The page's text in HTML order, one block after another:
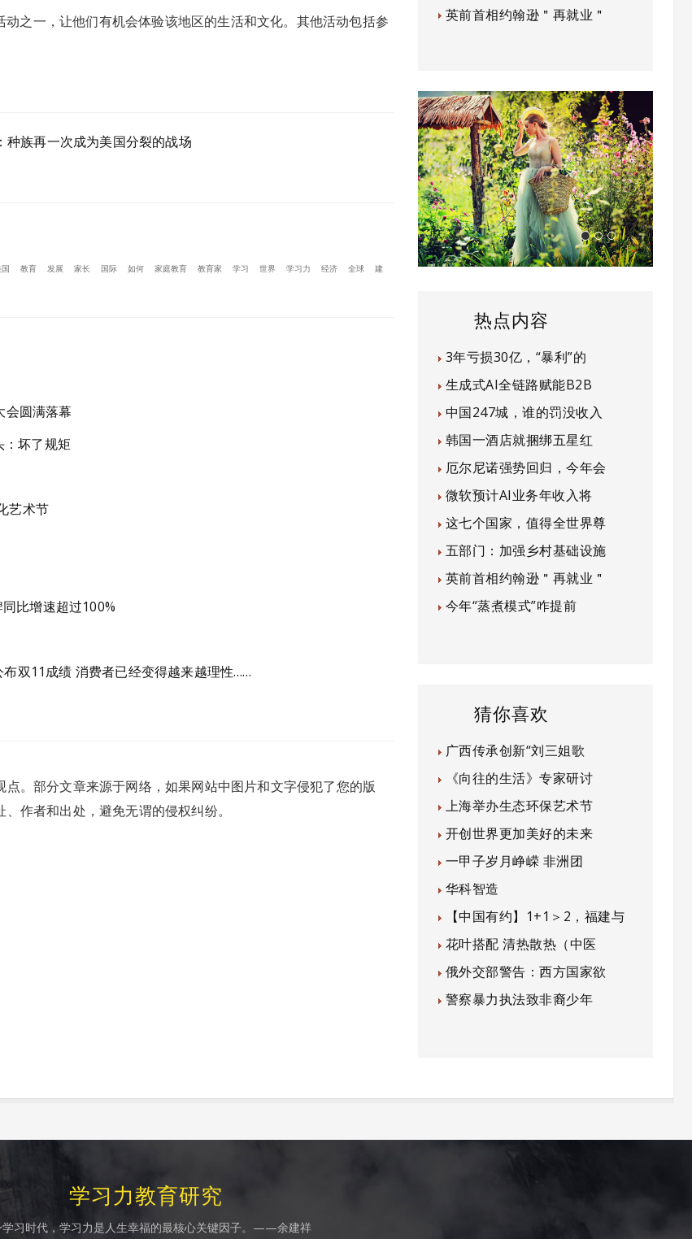
一，让他们有机会体验该地区的生活和文化。其他活动包括参
种族再一次成为美国分裂的战场
教育 发展 家长 国际 如何 家庭教育 教育家 学习 世界 学习力 经济 全球
建
会圆满落幕
：坏了规矩
艺术节
比增速超过100%
双11成绩 消费者已经变得越来越理性……
。部分文章来源于网络，如果网站中图片和文字侵犯了您的版
作者和出处，避免无谓的侵权纠纷。
英前首相约翰逊＂再就业＂
热点内容
3年亏损30亿，“暴利”的
生成式AI全链路赋能B2B
中国247城，谁的罚没收入
韩国一酒店就捆绑五星红
厄尔尼诺强势回归，今年会
微软预计AI业务年收入将
这七个国家，值得全世界尊
五部门：加强乡村基础设施
英前首相约翰逊＂再就业＂
今年“蒸煮模式”咋提前
猜你喜欢
广西传承创新“刘三姐歌
《向往的生活》专家研讨
上海举办生态环保艺术节
开创世界更加美好的未来
一甲子岁月峥嵘 非洲团
华科智造
【中国有约】1+1＞2，福建与
花叶搭配 清热散热（中医
俄外交部警告：西方国家欲
警察暴力执法致非裔少年
学习力教育研究
学习时代，学习力是人生幸福的最核心关键因子。——余建祥